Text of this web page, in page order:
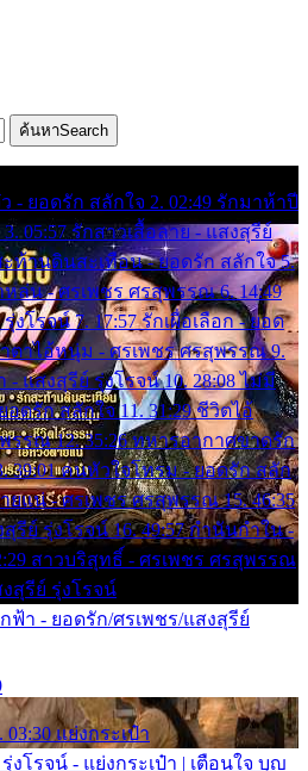
ค้นหาSearch
- ยอดรัก สลักใจ 2. 02:49 รักมาห้าปี
05:57 รักสาวเสื้อลาย - แสงสุรีย์
ะท้านดินสะเทือน - ยอดรัก สลักใจ 5.
หล่น - ศรเพชร ศรสุพรรณ 6. 14:49
งโรจน์ 7. 17:57 รักเผื่อเลือก - ยอด
ำตาไอ้หนุ่ม - ศรเพชร ศรสุพรรณ 9.
- แสงสุรีย์ รุ่งโรจน์ 10. 28:08 ไม่มี
อดรัก สลักใจ 11. 31:29 ชีวิตไอ้
รรณ 12. 35:26 ทหารอากาศขาดรัก
39:01 คนหัวใจโทรม - ยอดรัก สลัก
ายแน่ - ศรเพชร ศรสุพรรณ 15. 46:35
รีย์ รุ่งโรจน์ 16. 49:57 กำนันกำใน -
สาวบริสุทธิ์ - ศรเพชร ศรสุพรรณ
งสุรีย์ รุ่งโรจน์
ฟ้า - ยอดรัก/ศรเพชร/แสงสุรีย์
03:30 แย่งกระเป๋า
งโรจน์ - แย่งกระเป๋า | เตือนใจ บุญ